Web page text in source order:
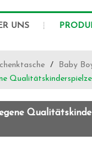
UNS
/ Baby